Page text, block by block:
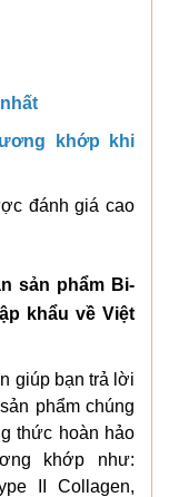
khớp khi
đánh giá cao
sản phẩm Bi-
khẩu về Việt
giúp bạn trả lời
phẩm chúng
thức hoàn hảo
khớp như:
II Collagen,